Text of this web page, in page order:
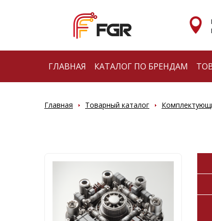
ГЛАВНАЯ КАТАЛОГ ПО БРЕНДАМ
Главная Товарный каталог